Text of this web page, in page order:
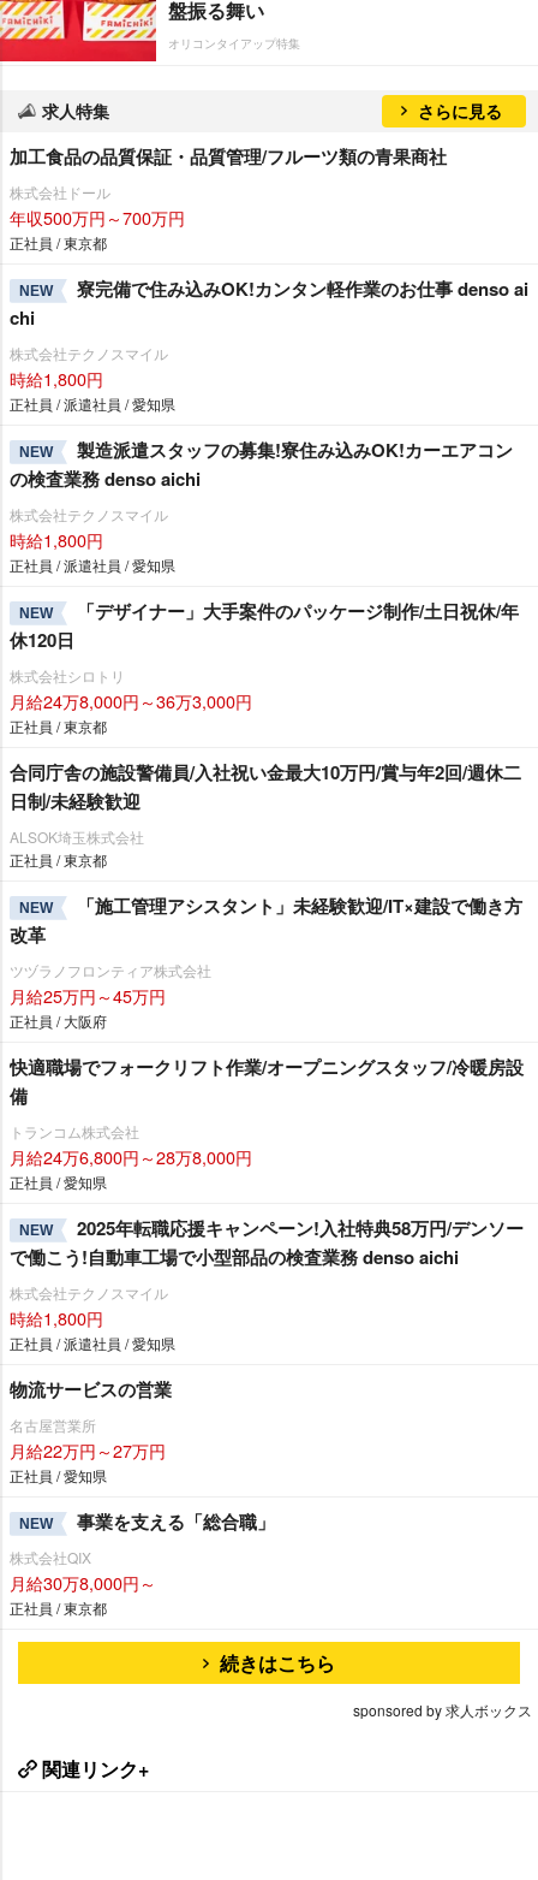
盤振る舞い
オリコンタイアップ特集
求人特集 さらに見る
加工食品の品質保証・品質管理/フルーツ類の青果商社
株式会社ドール
年収500万円～700万円
正社員 / 東京都
NEW
寮完備で住み込みOK!カンタン軽作業のお仕事 denso ai
chi
株式会社テクノスマイル
時給1,800円
正社員 / 派遣社員 / 愛知県
NEW
製造派遣スタッフの募集!寮住み込みOK!カーエアコン
の検査業務 denso aichi
株式会社テクノスマイル
時給1,800円
正社員 / 派遣社員 / 愛知県
NEW
「デザイナー」大手案件のパッケージ制作/土日祝休/年
休120日
株式会社シロトリ
月給24万8,000円～36万3,000円
正社員 / 東京都
合同庁舎の施設警備員/入社祝い金最大10万円/賞与年2回/週休二
日制/未経験歓迎
ALSOK埼玉株式会社
正社員 / 東京都
NEW
「施工管理アシスタント」未経験歓迎/IT×建設で働き方
改革
ツヅラノフロンティア株式会社
月給25万円～45万円
正社員 / 大阪府
快適職場でフォークリフト作業/オープニングスタッフ/冷暖房設
備
トランコム株式会社
月給24万6,800円～28万8,000円
正社員 / 愛知県
NEW
2025年転職応援キャンペーン!入社特典58万円/デンソー
で働こう!自動車工場で小型部品の検査業務 denso aichi
株式会社テクノスマイル
時給1,800円
正社員 / 派遣社員 / 愛知県
物流サービスの営業
名古屋営業所
月給22万円～27万円
正社員 / 愛知県
NEW 事業を支える「総合職」
株式会社QIX
月給30万8,000円～
正社員 / 東京都
続きはこちら
sponsored by 求人ボックス
関連リンク+